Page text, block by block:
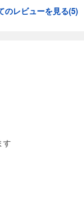
のレビューを見る(5)
す